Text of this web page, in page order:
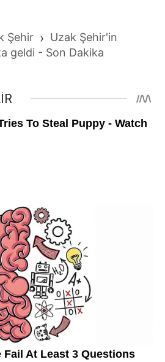
Şehir › Uzak Şehir'in
geldi - Son Dakika